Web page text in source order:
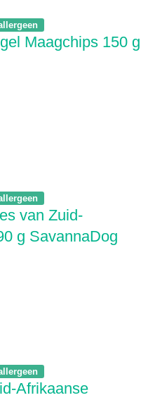
Maagchips 150 g
van Zuid-
g SavannaDog
Afrikaanse